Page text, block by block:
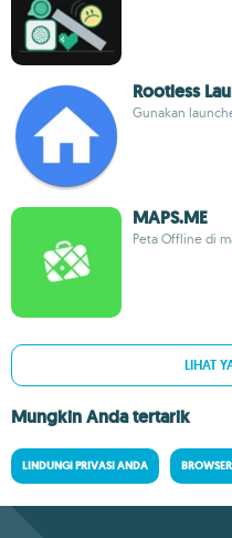
Rootless
Gunakan
MAPS.ME
Peta Offline di
LIHAT
Mungkin Anda tertarik
LINDUNGI PRIVASI ANDA